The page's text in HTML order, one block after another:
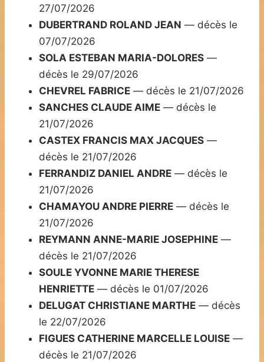
27/07/2026
DUBERTRAND ROLAND JEAN — décès le
07/07/2026
SOLA ESTEBAN MARIA-DOLORES —
décès le 29/07/2026
CHEVREL FABRICE — décès le 21/07/2026
SANCHES CLAUDE AIME — décès le
21/07/2026
CASTEX FRANCIS MAX JACQUES —
décès le 21/07/2026
FERRANDIZ DANIEL ANDRE — décès le
21/07/2026
CHAMAYOU ANDRE PIERRE — décès le
21/07/2026
REYMANN ANNE-MARIE JOSEPHINE —
décès le 21/07/2026
SOULE YVONNE MARIE THERESE
HENRIETTE — décès le 01/07/2026
DELUGAT CHRISTIANE MARTHE — décès
le 22/07/2026
FIGUES CATHERINE MARCELLE LOUISE —
décès le 21/07/2026